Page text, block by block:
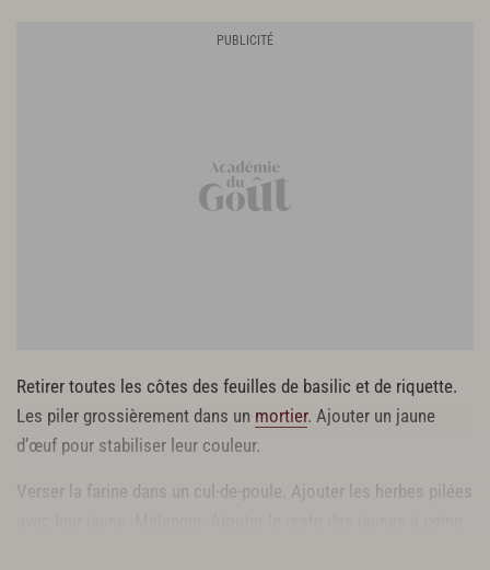
Retirer toutes les côtes des feuilles de basilic et de riquette.
Les piler grossièrement dans un mortier. Ajouter un jaune
d’œuf pour stabiliser leur couleur.
Verser la farine dans un cul-de-poule. Ajouter les herbes pilées